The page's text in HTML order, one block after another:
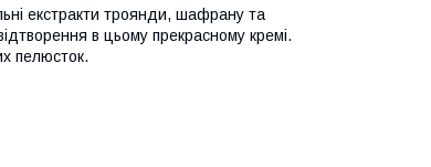
екстракти троянди, шафрану та
в цьому прекрасному кремі.
пелюсток.